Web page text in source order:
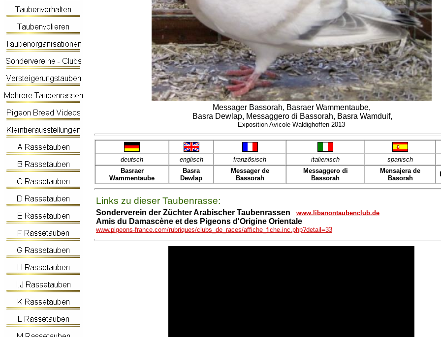
Messager Bassorah, Basraer Wammentaube,
Basra Dewlap, Messaggero di Bassorah, Basra Wamduif,
Exposition Avicole Waldighoffen 2013
deutsch englisch französisch italienisch spanisch
Basraer
Wammentaube
Basra
Dewlap
Messager de
Bassorah
Messaggero di
Bassorah
Mensajera de
Basorah
Links zu dieser Taubenrasse:
Sonderverein der Züchter Arabischer Taubenrassen www.libanontaubenclub.de
Amis du Damascène et des Pigeons d'Origine Orientale
www.pigeons-france.com/rubriques/clubs_de_races/affiche_fiche.inc.php?detail=33